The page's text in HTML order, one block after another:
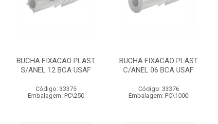
BUCHA FIXACAO PLAST
S/ANEL 12 BCA USAF
Código: 33375
Embalagem: PC\250
BUCHA FIXACAO PLAST
C/ANEL 06 BCA USAF
Código: 33376
Embalagem: PC\1000